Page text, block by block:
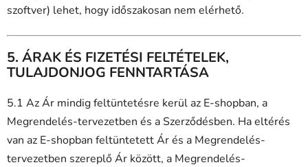
szoftver) lehet, hogy időszakosan nem elérhető.
5. ÁRAK ÉS FIZETÉSI FELTÉTELEK,
TULAJDONJOG FENNTARTÁSA
5.1 Az Ár mindig feltüntetésre kerül az E-shopban, a
Megrendelés-tervezetben és a Szerződésben. Ha eltérés
van az E-shopban feltüntetett Ár és a Megrendelés-
tervezetben szereplő Ár között, a Megrendelés-